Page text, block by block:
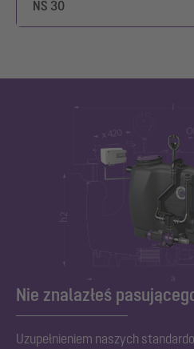
NS 30
Nie znalazłeś
Uzupełnieniem naszych